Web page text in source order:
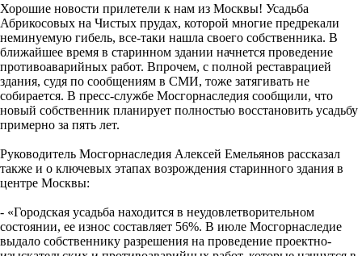
Хорошие новости прилетели к нам из Москвы! Усадьба
Абрикосовых на Чистых прудах, которой многие предрекали
неминуемую гибель, все-таки нашла своего собственника. В
ближайшее время в старинном здании начнется проведение
противоаварийных работ. Впрочем, с полной реставрацией
здания, судя по сообщениям в СМИ, тоже затягивать не
собирается. В пресс-службе Мосгорнаследия сообщили, что
новый собственник планирует полностью восстановить усадьбу
примерно за пять лет.
Руководитель Мосгорнаследия Алексей Емельянов рассказал
также и о ключевых этапах возрождения старинного здания в
центре Москвы:
- «Городская усадьба находится в неудовлетворительном
состоянии, ее износ составляет 56%. В июле Мосгорнаследие
выдало собственнику разрешения на проведение проектно-